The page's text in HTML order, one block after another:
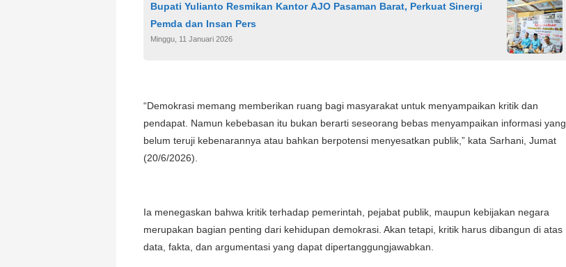
Bupati Yulianto Resmikan Kantor AJO Pasaman Barat, Perkuat Sinergi
Pemda dan Insan Pers
Minggu, 11 Januari 2026
“Demokrasi memang memberikan ruang bagi masyarakat untuk menyampaikan kritik dan
pendapat. Namun kebebasan itu bukan berarti seseorang bebas menyampaikan informasi yang
belum teruji kebenarannya atau bahkan berpotensi menyesatkan publik,” kata Sarhani, Jumat
(20/6/2026).
Ia menegaskan bahwa kritik terhadap pemerintah, pejabat publik, maupun kebijakan negara
merupakan bagian penting dari kehidupan demokrasi. Akan tetapi, kritik harus dibangun di atas
data, fakta, dan argumentasi yang dapat dipertanggungjawabkan.